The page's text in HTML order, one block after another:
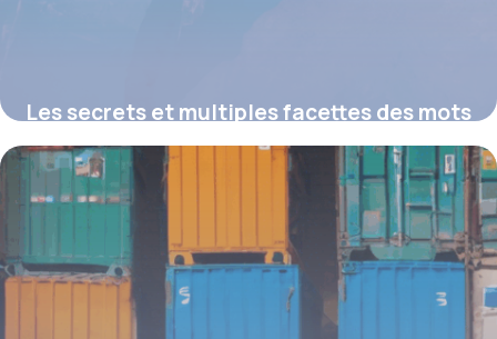
Les secrets et multiples facettes des mots
en « ice » : usages, sens et curiosités
19 juin 2026